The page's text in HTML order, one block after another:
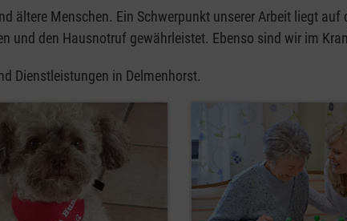
ältere Menschen. Ein Schwerpunkt unserer Arbeit liegt
und den Hausnotruf gewährleistet. Ebenso sind wir im
Dienstleistungen in Delmenhorst.